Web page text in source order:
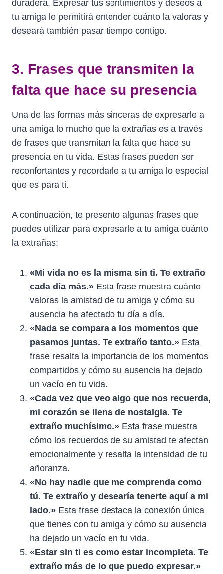
duradera. Expresar tus sentimientos y deseos a
tu amiga le permitirá entender cuánto la valoras y
deseará también pasar tiempo contigo.
3. Frases que transmiten la
falta que hace su presencia
Una de las formas más sinceras de expresarle a
una amiga lo mucho que la extrañas es a través
de frases que transmitan la falta que hace su
presencia en tu vida. Estas frases pueden ser
reconfortantes y recordarle a tu amiga lo especial
que es para ti.
A continuación, te presento algunas frases que
puedes utilizar para expresarle a tu amiga cuánto
la extrañas:
«Mi vida no es la misma sin ti. Te extraño
cada día más.» Esta frase muestra cuánto
valoras la amistad de tu amiga y cómo su
ausencia ha afectado tu día a día.
«Nada se compara a los momentos que
pasamos juntas. Te extraño tanto.» Esta
frase resalta la importancia de los momentos
compartidos y cómo su ausencia ha dejado
un vacío en tu vida.
«Cada vez que veo algo que nos recuerda,
mi corazón se llena de nostalgia. Te
extraño muchísimo.» Esta frase muestra
cómo los recuerdos de su amistad te afectan
emocionalmente y resalta la intensidad de tu
añoranza.
«No hay nadie que me comprenda como
tú. Te extraño y desearía tenerte aquí a mi
lado.» Esta frase destaca la conexión única
que tienes con tu amiga y cómo su ausencia
ha dejado un vacío en tu vida.
«Estar sin ti es como estar incompleta. Te
extraño más de lo que puedo expresar.»